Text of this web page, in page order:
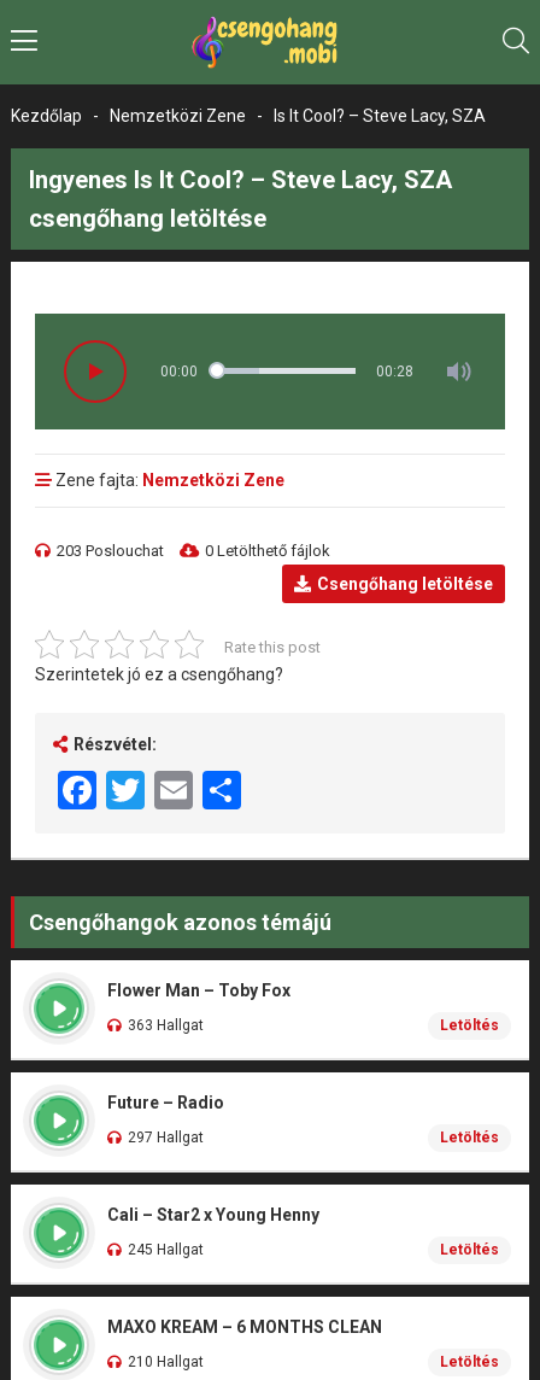
Kezdőlap - Nemzetközi Zene - Is It Cool? – Steve Lacy, SZA
Ingyenes Is It Cool? – Steve Lacy, SZA
csengőhang letöltése
00:00 00:28
Zene fajta: Nemzetközi Zene
203 Poslouchat 0 Letölthető fájlok
Csengőhang letöltése
Rate this post
Szerintetek jó ez a csengőhang?
Részvétel:
Facebook
Twitter
EmailShare
Csengőhangok azonos témájú
Flower Man – Toby Fox
363 Hallgat Letöltés
Future – Radio
297 Hallgat Letöltés
Cali – Star2 x Young Henny
245 Hallgat Letöltés
MAXO KREAM – 6 MONTHS CLEAN
210 Hallgat Letöltés